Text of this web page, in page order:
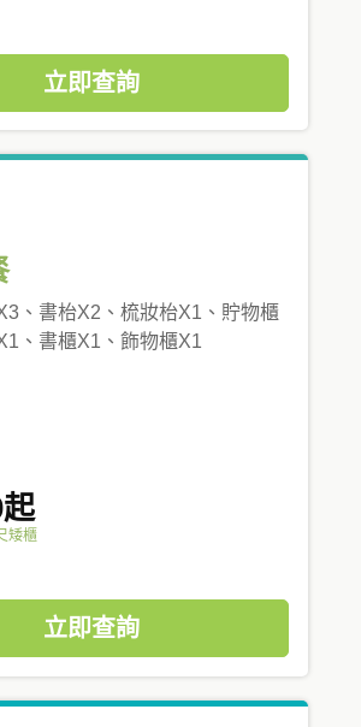
立即查詢
、書枱X2、梳妝枱X1、貯物櫃
、書櫃X1、飾物櫃X1
矮櫃
立即查詢